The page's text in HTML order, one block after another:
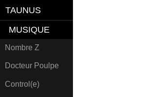
TAUNUS
MUSIQUE
Nombre Z
Docteur Poulpe
Control(e)